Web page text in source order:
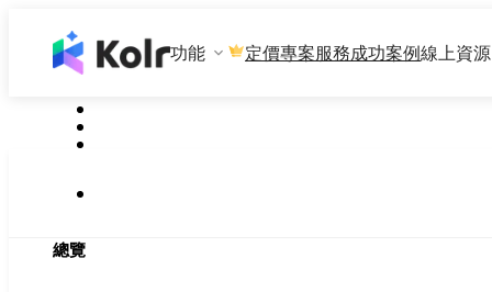
功能 定價專案服務成功案例線上資源
總覽